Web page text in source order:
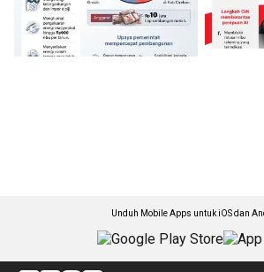
Unduh Mobile Apps untuk iOS dan